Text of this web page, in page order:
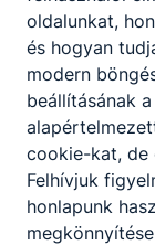
oldalunkat,
és hogyan
modern
beállításának
cookie-kat, de
Felhívjuk
honlapunk